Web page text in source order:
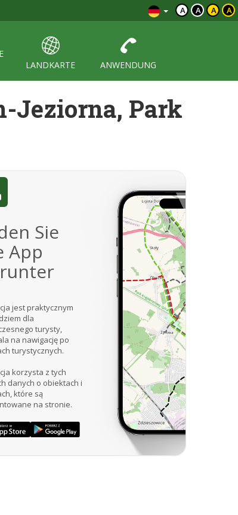
A A A A
LANDKARTE
ANWENDUNG
Jeziorna, Park
Sie
App
jest praktycznym
dla
turysty,
na nawigację po
turystycznych.
korzysta z tych
danych o obiektach i
które są
na stronie.